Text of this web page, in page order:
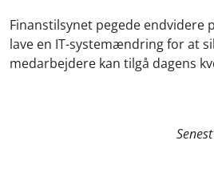
Finanstilsynet pegede endvidere
lave en IT-systemændring for at
medarbejdere kan tilgå dagens